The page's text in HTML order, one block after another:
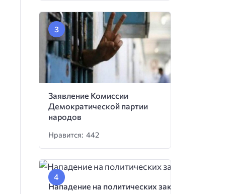
Заявление Комиссии
Демократической партии
народов
Нравится: 442
Нападение на политических заключенных